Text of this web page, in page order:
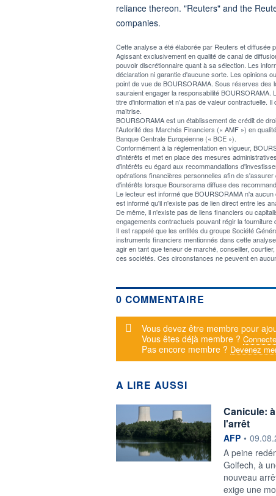
reliance thereon. "Reuters" and the
companies.
Cette analyse a été élaborée par Reuters et diffusée
Agissant exclusivement en qualité de canal de
pouvoir discrétionnaire quant à sa sélection. Les
déclaration ni garantie d'aucune sorte. Les opinions
point de vue de BOURSORAMA. Sous réserves des
sauraient engager la responsabilité
titre d'information et n'a pas de valeur contractuelle.
maîtrise.
BOURSORAMA est un établissement de crédit de
l'Autorité des Marchés Financiers (« AMF ») en
Banque Centrale Européenne (« BCE »).
Conformément à la réglementation en vigueur,
d'intérêts et met en place des mesures
d'intérêts eu égard aux recommandations
opérations financières personnelles afin de
d'intérêts lorsque Boursorama diffuse des
Le lecteur est informé que BOURSORAMA n'a
est informé qu'il n'existe pas de lien direct entre les
De même, il n'existe pas de liens financiers ou
engagements contractuels pouvant régir la fourniture
Il est rappelé que les entités du groupe Société
instruments financiers mentionnés dans cette
agir en tant que teneur de marché, conseiller,
ces sociétés. Ces circonstances ne peuvent en
0 COMMENTAIRE
Message d'alerte
Vous devez être membre pour
Vous êtes déjà membre ?
Pas encore membre ? Devenez
A LIRE AUSSI
Canicule:
l'arrêt
information
AFP •
A peine
Golfech, à
nouveau
exige une